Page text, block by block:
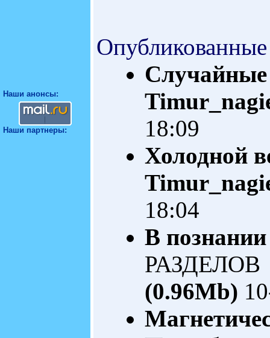
Наши анонсы:
Наши партнеры:
Случайные
18:09
Холодной
18:04
В
РАЗДЕЛОВ
(0.96Mb)